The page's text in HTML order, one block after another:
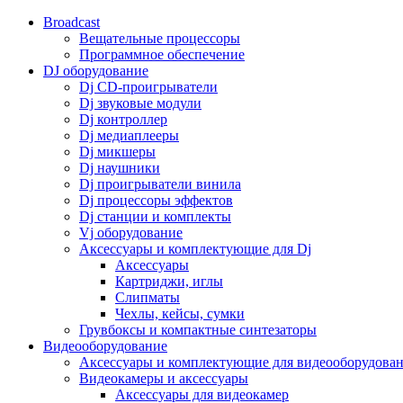
Broadcast
Вещательные процессоры
Программное обеспечение
DJ оборудование
Dj CD-проигрыватели
Dj звуковые модули
Dj контроллер
Dj медиаплееры
Dj микшеры
Dj наушники
Dj проигрыватели винила
Dj процессоры эффектов
Dj станции и комплекты
Vj оборудование
Аксессуары и комплектующие для Dj
Аксессуары
Картриджи, иглы
Слипматы
Чехлы, кейсы, сумки
Грувбоксы и компактные синтезаторы
Видеооборудование
Аксессуары и комплектующие для
Видеокамеры и аксессуары
Аксессуары для видеокамер